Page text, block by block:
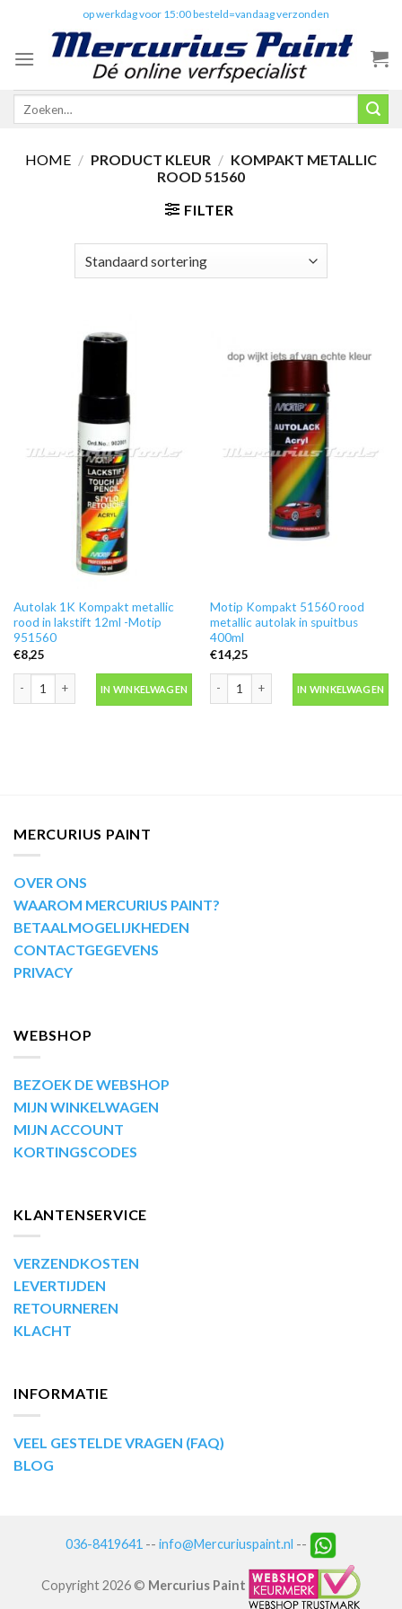
content
op werkdag voor 15:00 besteld=vandaag verzonden
Zoeken
HOME / PRODUCT KLEUR / KOMPAKT METALLIC
ROOD 51560
FILTER
Autolak 1K Kompakt metallic
rood in lakstift 12ml -Motip
951560
€8,25
IN WINKELWAGEN
Motip Kompakt 51560 rood
metallic autolak in spuitbus
400ml
€14,25
IN WINKELWAGEN
MERCURIUS PAINT
OVER ONS
WAAROM MERCURIUS PAINT?
BETAALMOGELIJKHEDEN
CONTACTGEGEVENS
PRIVACY
WEBSHOP
BEZOEK DE WEBSHOP
MIJN WINKELWAGEN
MIJN ACCOUNT
KORTINGSCODES
KLANTENSERVICE
VERZENDKOSTEN
LEVERTIJDEN
RETOURNEREN
KLACHT
INFORMATIE
VEEL GESTELDE VRAGEN (FAQ)
BLOG
036-8419641 -- info@Mercuriuspaint.nl --
Copyright 2026 © Mercurius Paint